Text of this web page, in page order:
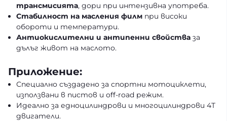
трансмисията, дори при интензивна употреба.
Стабилност на масления филм при високи
обороти и температури.
Антиокислителни и антипенни свойства за
дълъг живот на маслото.
Приложение:
Специално създадено за спортни мотоциклети,
използвани в пистов и off-road режим.
Идеално за едноцилиндрови и многоцилиндрови 4T
двигатели.